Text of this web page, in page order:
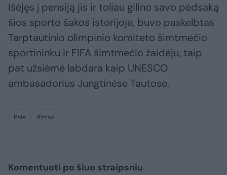
Išėjęs į pensiją jis ir toliau gilino savo pėdsaką
šios sporto šakos istorijoje, buvo paskelbtas
Tarptautinio olimpinio komiteto šimtmečio
sportininku ir FIFA šimtmečio žaidėju, taip
pat užsiėmė labdara kaip UNESCO
ambasadorius Jungtinėse Tautose.
Pele filmas
Komentuoti po šiuo straipsniu